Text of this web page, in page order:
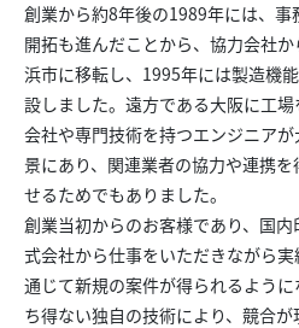
創業から約8年後の1989年には、
開拓も進んだことから、協力会社
浜市に移転し、1995年には製造機
設しました。遠方である大阪に工
会社や専門技術を持つエンジニア
景にあり、関連業者の協力や連携
せるためでもありました。
創業当初からのお客様であり、国
式会社から仕事をいただきながら
通じて新規の案件が得られるよう
ち得ない独自の技術により、競合